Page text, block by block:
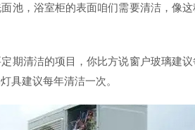
池，浴室柜的表面咱们需要清洁，像
期清洁的项目，你比方说窗户玻璃建
具建议每年清洁一次。